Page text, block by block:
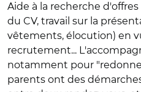
Aide à la recherche
du CV, travail sur la
vêtements, élocution) en
recrutement...
notamment pour
parents ont des